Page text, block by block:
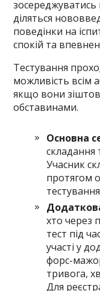
зосереджуватись
діляться
поведінки на
спокій та
Тестування
можливість всім
якщо вони
обставинами.
Основна
складання
Учасник
протягом
хто через
тест під
участі у
форс-
тривога,
Для